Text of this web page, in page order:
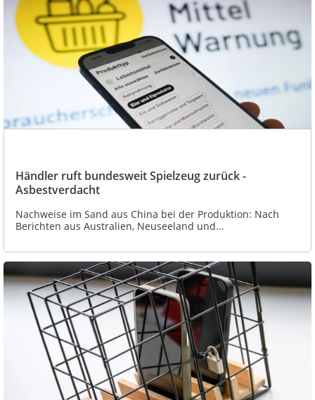
Händler ruft bundesweit Spielzeug zurück -
Asbestverdacht
Nachweise im Sand aus China bei der Produktion: Nach
Berichten aus Australien, Neuseeland und...